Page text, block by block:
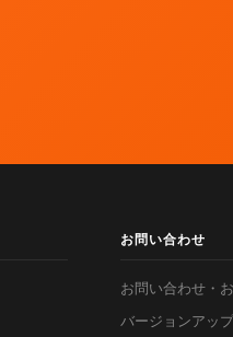
お問い合わせ
お問い合わせ・
バージョンアッ